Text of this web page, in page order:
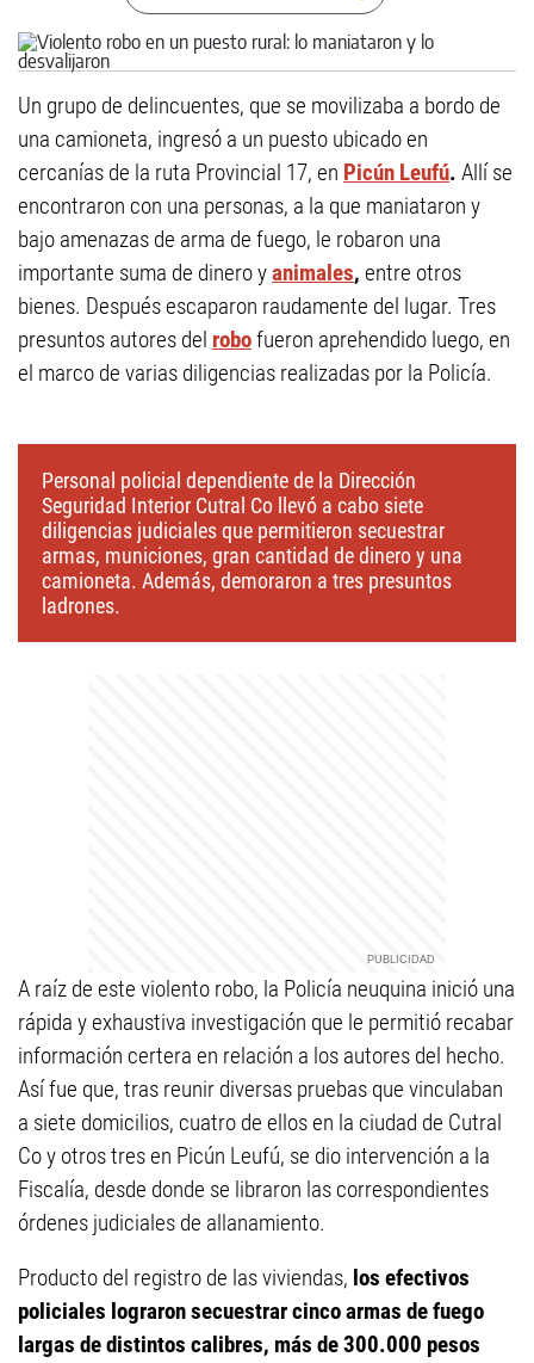
Un grupo de delincuentes, que se movilizaba a bordo de
una camioneta, ingresó a un puesto ubicado en
cercanías de la ruta Provincial 17, en Picún Leufú. Allí se
encontraron con una personas, a la que maniataron y
bajo amenazas de arma de fuego, le robaron una
importante suma de dinero yanimales, entre otros
bienes. Después escaparon raudamente del lugar. Tres
presuntos autores del robofueron aprehendido luego, en
el marco de varias diligencias realizadas por la Policía.
Personal policial dependiente de la Dirección
Seguridad Interior Cutral Co llevó a cabo siete
diligencias judiciales que permitieron secuestrar
armas, municiones, gran cantidad de dinero y una
camioneta. Además, demoraron a tres presuntos
ladrones.
A raíz de este violento robo, la Policía neuquina inició una
rápida y exhaustiva investigación que le permitió recabar
información certera en relación a los autores del hecho.
Así fue que, tras reunir diversas pruebas que vinculaban
a siete domicilios, cuatro de ellos en la ciudad de Cutral
Co y otros tres en Picún Leufú, se dio intervención a la
Fiscalía, desde donde se libraron las correspondientes
órdenes judiciales de allanamiento.
Producto del registro de las viviendas, los efectivos
policiales lograron secuestrar cinco armas de fuego
largas de distintos calibres, más de 300.000 pesos